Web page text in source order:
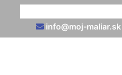
info@moj-maliar.sk